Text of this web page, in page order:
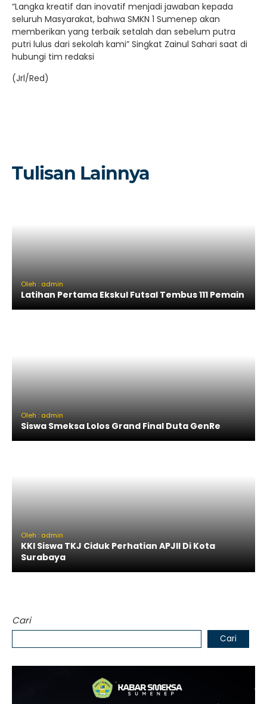
“Langka kreatif dan inovatif menjadi jawaban kepada
seluruh Masyarakat, bahwa SMKN 1 Sumenep akan
memberikan yang terbaik setalah dan sebelum putra
putri lulus dari sekolah kami” Singkat Zainul Sahari saat di
hubungi tim redaksi
(Jrl/Red)
Tulisan Lainnya
Oleh : admin
Latihan Pertama Ekskul Futsal Tembus 111 Pemain
Oleh : admin
Siswa Smeksa Lolos Grand Final Duta GenRe
Oleh : admin
KKI Siswa TKJ Ciduk Perhatian APJII Di Kota
Surabaya
Cari
Cari